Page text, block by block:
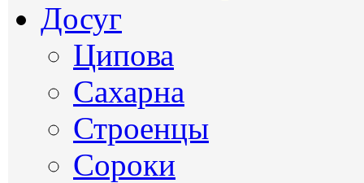
Досуг
Ципова
Сахарна
Строенцы
Сороки